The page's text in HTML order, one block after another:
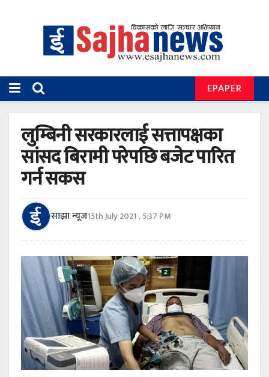
EPAPER
लुम्बिनी सरकारलाई सत्तापक्षका
सांसद बिरामी परेपछि बजेट पारित
गर्न सकस
साझा न्यूज15th July 2021 , 5:37 PM